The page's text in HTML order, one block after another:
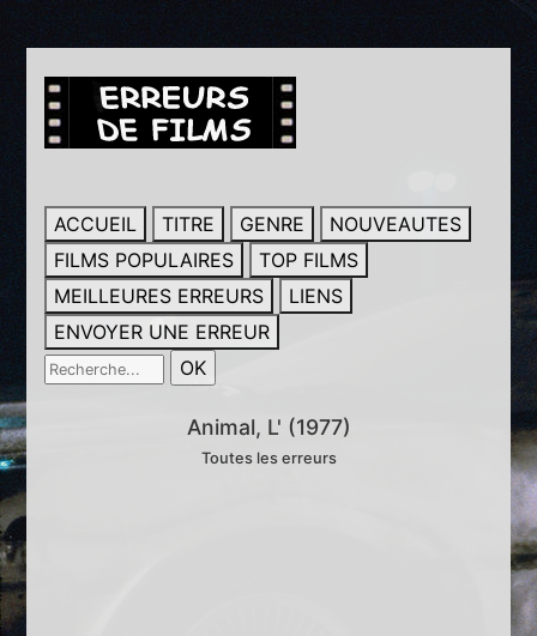
ACCUEIL TITRE GENRE
NOUVEAUTES
FILMS POPULAIRES
TOP FILMS
MEILLEURES ERREURS
LIENS
ENVOYER UNE ERREUR
Animal, L' (1977)
Toutes les erreurs